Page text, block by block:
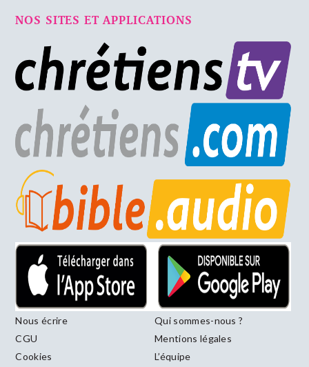
NOS SITES ET APPLICATIONS
Nous écrire
Qui sommes-nous ?
CGU
Mentions légales
Cookies
L’équipe